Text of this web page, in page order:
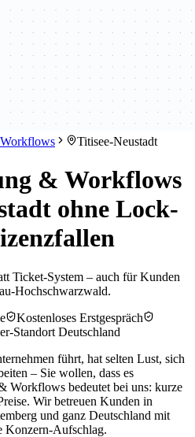
Titisee-Neustadt
& Workflows
ohne Lock-
Ticket-System – auch für Kunden
Hochschwarzwald.
Kostenloses Erstgespräch
Standort Deutschland
führt, hat selten Lust, sich
– Sie wollen, dass es
Workflows bedeutet bei uns: kurze
Wir betreuen Kunden in
und ganz Deutschland mit
Konzern-Aufschlag.